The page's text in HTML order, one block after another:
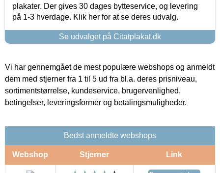
plakater. Der gives 30 dages bytteservice, og levering
på 1-3 hverdage. Klik her for at se deres udvalg.
Se udvalget på Citatplakat.dk
Vi har gennemgået de mest populære webshops og anmeldt
dem med stjerner fra 1 til 5 ud fra bl.a. deres prisniveau,
sortimentstørrelse, kundeservice, brugervenlighed,
betingelser, leveringsformer og betalingsmuligheder.
Bedst anmeldte webshops
Webshop Stjerner Link